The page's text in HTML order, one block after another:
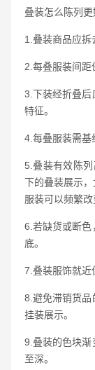
叠装怎么陈列更
1.叠装商品应拆
2.每叠服装间距
3.下装经折叠后
特征。
4.每叠服装需基
5.叠装有效陈
下的叠装展示
服装可以频繁改
6.若缺货或断色
底。
7.叠装服饰就近
8.避免滞销货品
挂装展示。
9.叠装的色块渐
至深。